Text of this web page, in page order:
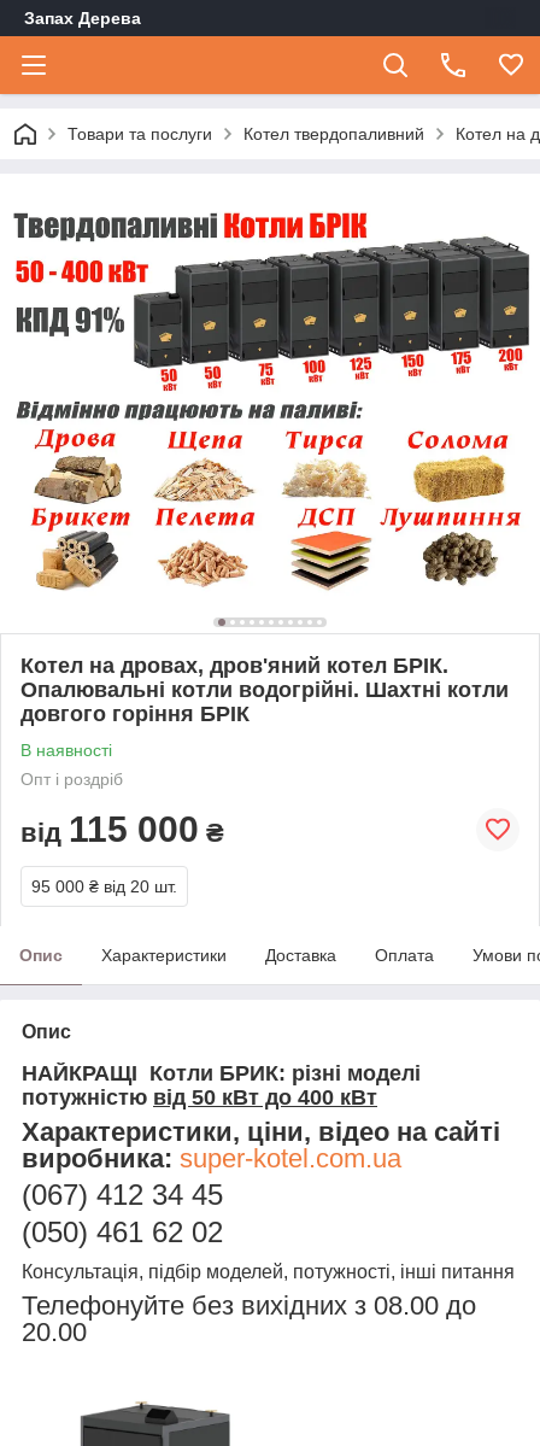
Запах Дерева
Товари та послуги Котел твердопаливний Котел на
Котел на дровах, дров'яний котел БРІК.
Опалювальні котли водогрійні. Шахтні котли
довгого горіння БРІК
В наявності
Опт і роздріб
від 115 000 ₴
95 000 ₴ від 20 шт.
Опис Характеристики Доставка Оплата Умови
Опис
НАЙКРАЩІ Котли БРИК: різні моделі
потужністю від 50 кВт до 400 кВт
Характеристики, ціни, відео на сайті
виробника: super-kotel.com.ua
(067) 412 34 45
(050) 461 62 02
Консультація, підбір моделей, потужності, інші питання
Телефонуйте без вихідних з 08.00 до
20.00